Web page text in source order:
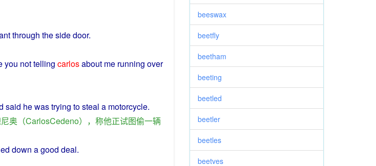
through the side door.
you nottelling carlosabout me running over
said hewastrying tosteal a motorcycle.
奥（CarlosCedeno）， 称他正试图偷一辆
down agood deal.
beeswax
beetfly
beetham
beeting
beetled
beetler
beetles
beetves